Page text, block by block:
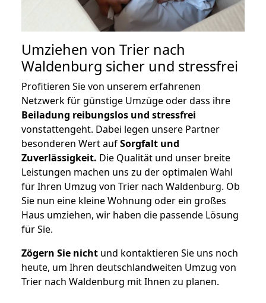
Umziehen von Trier nach
Waldenburg sicher und stressfrei
Profitieren Sie von unserem erfahrenen
Netzwerk für günstige Umzüge oder dass ihre
Beiladung reibungslos und stressfrei
vonstattengeht. Dabei legen unsere Partner
besonderen Wert aufSorgfalt und
Zuverlässigkeit. Die Qualität und unser breite
Leistungen machen uns zu der optimalen Wahl
für Ihren Umzug von Trier nach Waldenburg. Ob
Sie nun eine kleine Wohnung oder ein großes
Haus umziehen, wir haben die passende Lösung
für Sie.
Zögern Sie nicht und kontaktieren Sie uns noch
heute, um Ihren deutschlandweiten Umzug von
Trier nach Waldenburg mit Ihnen zu planen.